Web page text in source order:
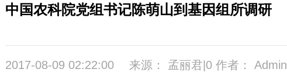
中国农科院党组书记陈萌山到基因组所调研
2017-08-09 02:22:00 来源： 孟丽君|0 作者： Admin